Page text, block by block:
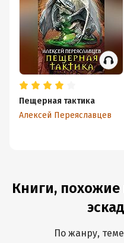
Пещерная тактика
Алексей Переяславцев
Книги,
По жанру,